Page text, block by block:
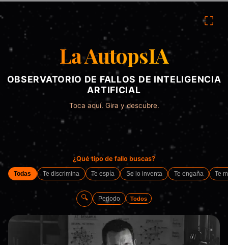
La AutopsIA
OBSERVATORIO DE FALLOS DE INTELIGENCIA
ARTIFICIAL
Toca aquí. Gira y descubre.
⛶
¿Qué tipo de fallo buscas?
Todas Te discrimina Te espía Se lo inventa Te engaña Te
🔍 Periodo Todos